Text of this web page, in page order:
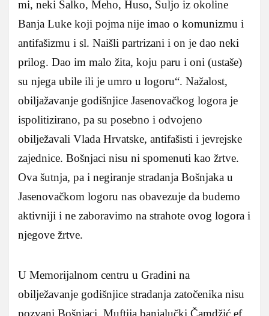
mi, neki Salko, Meho, Huso, Suljo iz okoline
Banja Luke koji pojma nije imao o komunizmu i
antifašizmu i sl. Naišli partrizani i on je dao neki
prilog. Dao im malo žita, koju paru i oni (ustaše)
su njega ubile ili je umro u logoru“. Nažalost,
obiljažavanje godišnjice Jasenovačkog logora je
ispolitizirano, pa su posebno i odvojeno
obilježavali Vlada Hrvatske, antifašisti i jevrejske
zajednice. Bošnjaci nisu ni spomenuti kao žrtve.
Ova šutnja, pa i negiranje stradanja Bošnjaka u
Jasenovačkom logoru nas obavezuje da budemo
aktivniji i ne zaboravimo na strahote ovog logora i
njegove žrtve.
U Memorijalnom centru u Gradini na
obilježavanje godišnjice stradanja zatočenika nisu
pozvani Bošnjaci. Muftija banjalučki Čamdžić ef.